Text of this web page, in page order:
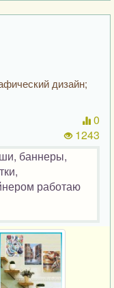
дизайн;
0
1243
баннеры,
работаю